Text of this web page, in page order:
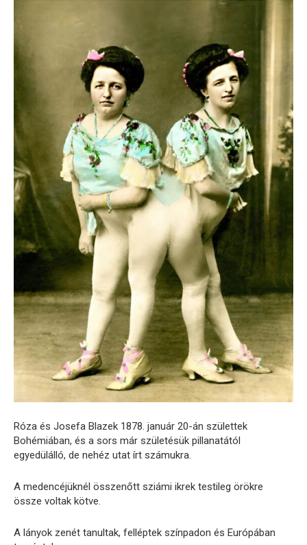
Róza és Josefa Blazek 1878. január 20-án születtek
Bohémiában, és a sors már születésük pillanatától
egyedülálló, de nehéz utat írt számukra.
A medencéjüknél összenőtt sziámi ikrek testileg örökre
össze voltak kötve.
A lányok zenét tanultak, felléptek színpadon és Európában